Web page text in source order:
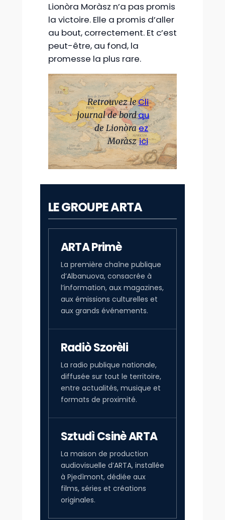
Lionòra Moràsz n’a pas promis
la victoire. Elle a promis d’aller
au bout, correctement. Et c’est
peut-être, au fond, la
promesse la plus rare.
Retrouvez le
journal de bord
de Lionòra
Moràsz
Cli
qu
ez
ici
LE GROUPE ARTA
ARTA Primè
La première chaîne publique
d’Albanuova, consacrée à
l’information, aux magazines,
aux émissions culturelles et
aux grands événements.
Radiò Szorèli
La radio publique nationale,
diffusée sur tout le territoire,
entre actualités, musique et
formats de proximité.
Sztudì Csinè ARTA
La maison de production
audiovisuelle d’ARTA, installée
à Pjedìmont, dédiée aux
films, séries et créations
originales.